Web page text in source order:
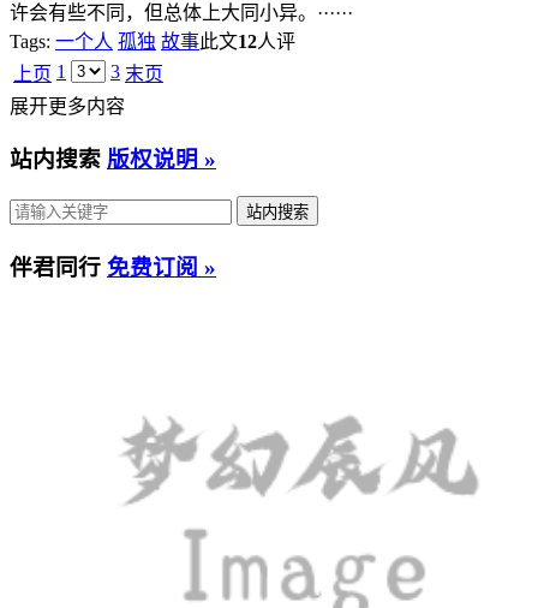
许会有些不同，但总体上大同小异。······
Tags: 一个人 孤独 故事此文12人评
上页 1 3 末页
展开更多内容
站内搜索 版权说明 »
伴君同行 免费订阅 »